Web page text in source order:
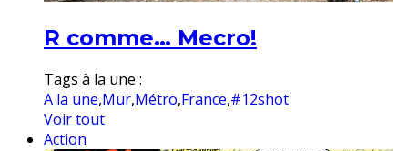
R comme… Mecro!
Tags à la une :
A la une,Mur,Métro,France,#12shot
Voir tout
Action